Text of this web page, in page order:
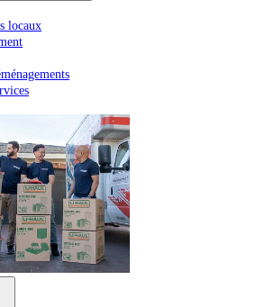
locaux